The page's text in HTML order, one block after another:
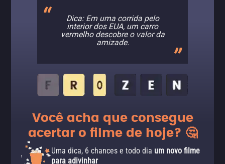
Dica: Em uma corrida pelo
interior dos EUA, um carro
vermelho descobre o valor da
amizade.
Você acha que consegue
acertar o filme de hoje? 🤔
Uma dica, 6 chances e todo dia um novo filme
para adivinhar